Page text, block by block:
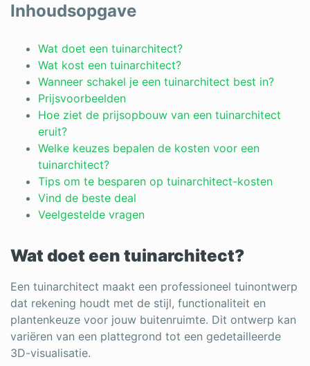
Bent u een vakspecialist?
Inhoudsopgave
Wat doet een tuinarchitect?
Wat kost een tuinarchitect?
Wanneer schakel je een tuinarchitect best in?
Prijsvoorbeelden
Hoe ziet de prijsopbouw van een tuinarchitect
eruit?
Welke keuzes bepalen de kosten voor een
tuinarchitect?
Tips om te besparen op tuinarchitect-kosten
Vind de beste deal
Veelgestelde vragen
Wat doet een tuinarchitect?
Een tuinarchitect maakt een professioneel tuinontwerp
dat rekening houdt met de stijl, functionaliteit en
plantenkeuze voor jouw buitenruimte. Dit ontwerp kan
variëren van een plattegrond tot een gedetailleerde
3D-visualisatie.